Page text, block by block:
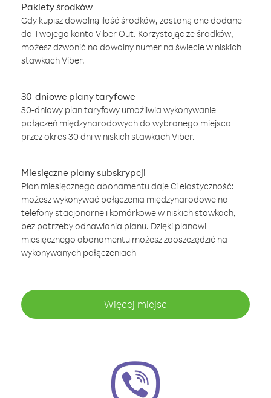
Pakiety środków
Gdy kupisz dowolną ilość środków, zostaną one dodane
do Twojego konta Viber Out. Korzystając ze środków,
możesz dzwonić na dowolny numer na świecie w niskich
stawkach Viber.
30-dniowe plany taryfowe
30-dniowy plan taryfowy umożliwia wykonywanie
połączeń międzynarodowych do wybranego miejsca
przez okres 30 dni w niskich stawkach Viber.
Miesięczne plany subskrypcji
Plan miesięcznego abonamentu daje Ci elastyczność:
możesz wykonywać połączenia międzynarodowe na
telefony stacjonarne i komórkowe w niskich stawkach,
bez potrzeby odnawiania planu. Dzięki planowi
miesięcznego abonamentu możesz zaoszczędzić na
wykonywanych połączeniach
Więcej miejsc